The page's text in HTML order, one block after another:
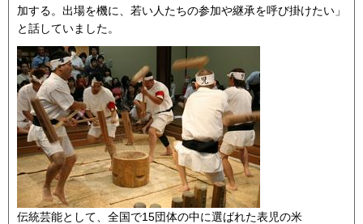
加する。出場を機に、若い人たちの参加や継承を呼び掛けたい」
と話していました。
伝統芸能として、全国で15団体の中に選ばれた表児の米